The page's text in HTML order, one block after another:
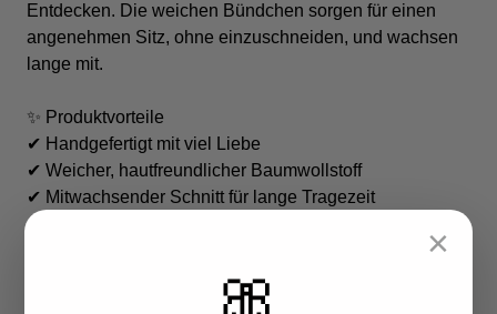
Entdecken. Die weichen Bündchen sorgen für einen
angenehmen Sitz, ohne einzuschneiden, und wachsen
lange mit.
✨ Produktvorteile
✔ Handgefertigt mit viel Liebe
✔ Weicher, hautfreundlicher Baumwollstoff
✔ Mitwachsender Schnitt für lange Tragezeit
✔ Angenehmer Tragekomfort ohne Einengen
✔ Kostenloser Versand innerhalb Deutschlands
×
🎀